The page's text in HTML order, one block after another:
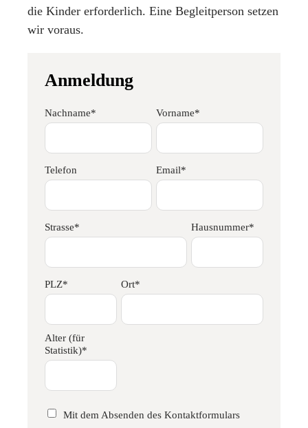
die Kinder erforderlich. Eine Begleitperson setzen
wir voraus.
Anmeldung
Nachname* Vorname*
Telefon Email*
Strasse* Hausnummer*
PLZ* Ort*
Alter (für
Statistik)*
Mit dem Absenden des Kontaktformulars